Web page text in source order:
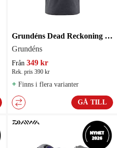
Grundéns Dead Reckoning T-Shirt Heather Charcoal Herr
Grundéns
Från 349 kr
Rek. pris 390 kr
+ Finns i flera varianter
GÅ TILL